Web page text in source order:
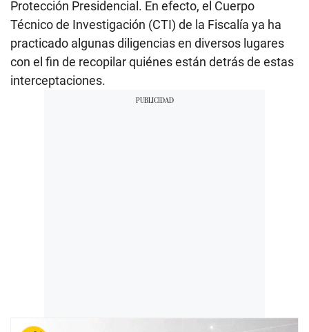
Protección Presidencial. En efecto, el Cuerpo
Técnico de Investigación (CTI) de la Fiscalía ya ha
practicado algunas diligencias en diversos lugares
con el fin de recopilar quiénes están detrás de estas
interceptaciones.